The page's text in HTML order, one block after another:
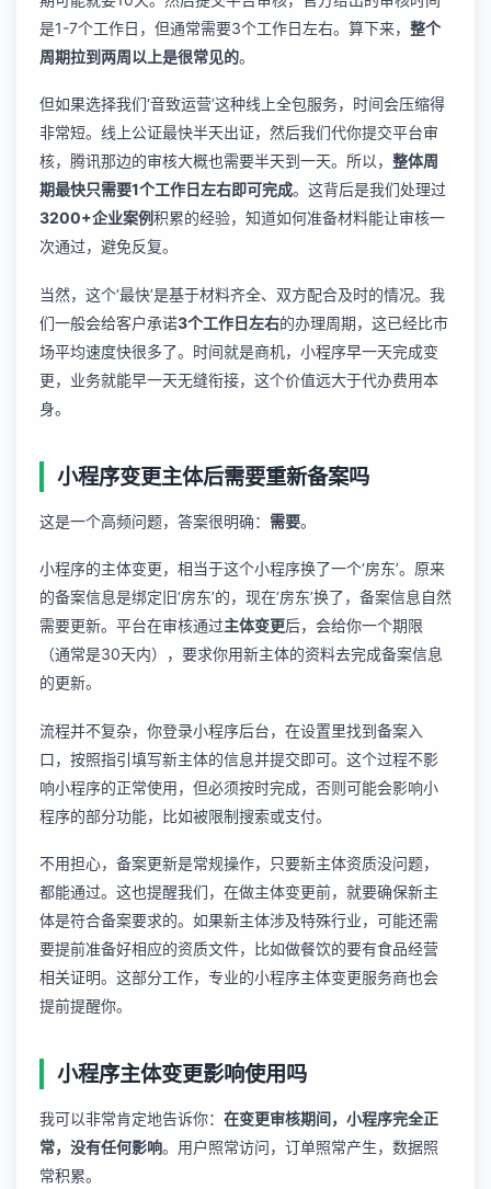
是1-7个工作日，但通常需要3个工作日左右。算下来， 整个
周期拉到两周以上是很常见的。
但如果选择我们‘音致运营’这种线上全包服务，时间会压缩得
非常短。线上公证最快半天出证，然后我们代你提交平台审
核，腾讯那边的审核大概也需要半天到一天。所以， 整体周
期最快只需要1个工作日左右即可完成。这背后是我们处理过
3200+企业案例积累的经验，知道如何准备材料能让审核一
次通过，避免反复。
当然，这个‘最快’是基于材料齐全、双方配合及时的情况。我
们一般会给客户承诺3个工作日左右的办理周期，这已经比市
场平均速度快很多了。时间就是商机，小程序早一天完成变
更，业务就能早一天无缝衔接，这个价值远大于代办费用本
身。
小程序变更主体后需要重新备案吗
这是一个高频问题，答案很明确： 需要。
小程序的主体变更，相当于这个小程序换了一个‘房东’。原来
的备案信息是绑定旧‘房东’的，现在‘房东’换了，备案信息自然
需要更新。平台在审核通过主体变更后，会给你一个期限
（通常是30天内），要求你用新主体的资料去完成备案信息
的更新。
流程并不复杂，你登录小程序后台，在设置里找到备案入
口，按照指引填写新主体的信息并提交即可。这个过程不影
响小程序的正常使用，但必须按时完成，否则可能会影响小
程序的部分功能，比如被限制搜索或支付。
不用担心，备案更新是常规操作，只要新主体资质没问题，
都能通过。这也提醒我们，在做主体变更前，就要确保新主
体是符合备案要求的。如果新主体涉及特殊行业，可能还需
要提前准备好相应的资质文件，比如做餐饮的要有食品经营
相关证明。这部分工作，专业的小程序主体变更服务商也会
提前提醒你。
小程序主体变更影响使用吗
我可以非常肯定地告诉你： 在变更审核期间，小程序完全正
常，没有任何影响。用户照常访问，订单照常产生，数据照
常积累。